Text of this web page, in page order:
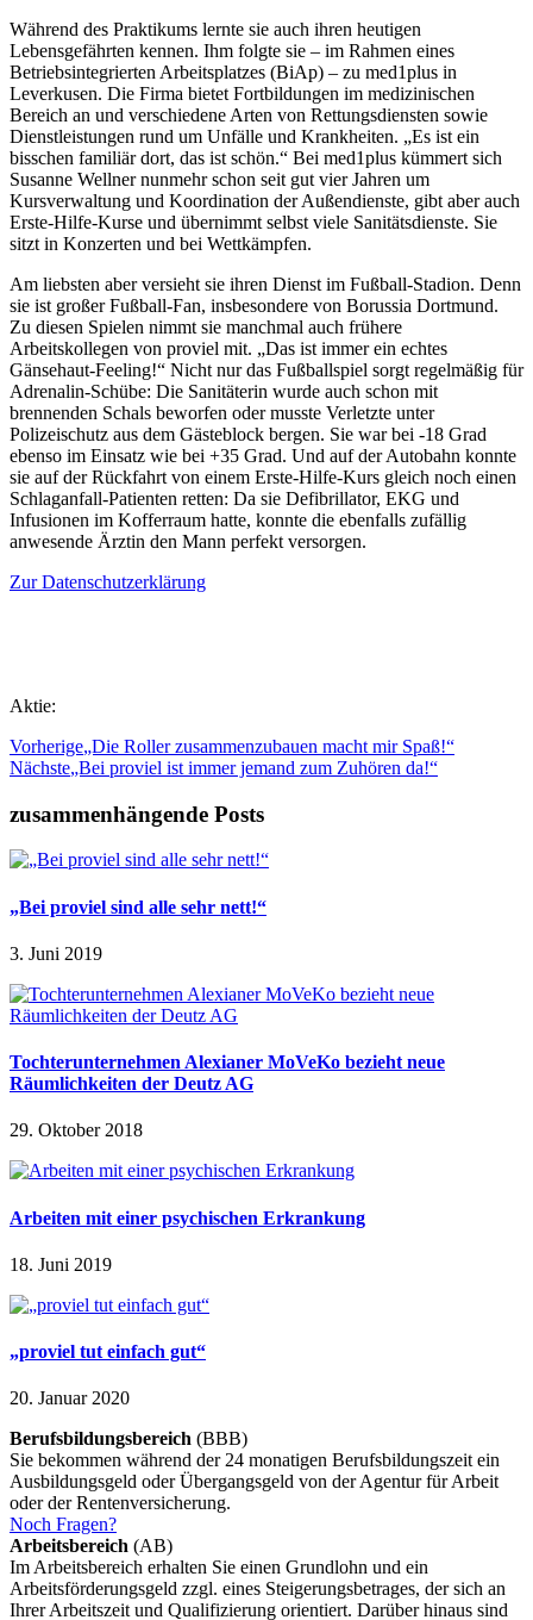
Während des Praktikums lernte sie auch ihren heutigen
Lebensgefährten kennen. Ihm folgte sie – im Rahmen eines
Betriebsintegrierten Arbeitsplatzes (BiAp) – zu med1plus in
Leverkusen. Die Firma bietet Fortbildungen im medizinischen
Bereich an und verschiedene Arten von Rettungsdiensten sowie
Dienstleistungen rund um Unfälle und Krankheiten. „Es ist ein
bisschen familiär dort, das ist schön.“ Bei med1plus kümmert sich
Susanne Wellner nunmehr schon seit gut vier Jahren um
Kursverwaltung und Koordination der Außendienste, gibt aber auch
Erste-Hilfe-Kurse und übernimmt selbst viele Sanitätsdienste. Sie
sitzt in Konzerten und bei Wettkämpfen.
Am liebsten aber versieht sie ihren Dienst im Fußball-Stadion. Denn
sie ist großer Fußball-Fan, insbesondere von Borussia Dortmund.
Zu diesen Spielen nimmt sie manchmal auch frühere
Arbeitskollegen von proviel mit. „Das ist immer ein echtes
Gänsehaut-Feeling!“ Nicht nur das Fußballspiel sorgt regelmäßig für
Adrenalin-Schübe: Die Sanitäterin wurde auch schon mit
brennenden Schals beworfen oder musste Verletzte unter
Polizeischutz aus dem Gästeblock bergen. Sie war bei -18 Grad
ebenso im Einsatz wie bei +35 Grad. Und auf der Autobahn konnte
sie auf der Rückfahrt von einem Erste-Hilfe-Kurs gleich noch einen
Schlaganfall-Patienten retten: Da sie Defibrillator, EKG und
Infusionen im Kofferraum hatte, konnte die ebenfalls zufällig
anwesende Ärztin den Mann perfekt versorgen.
Zur Datenschutzerklärung
Aktie:
Vorherige„Die Roller zusammenzubauen macht mir Spaß!“
Nächste„Bei proviel ist immer jemand zum Zuhören da!“
zusammenhängende Posts
„Bei proviel sind alle sehr nett!“
3. Juni 2019
Tochterunternehmen Alexianer MoVeKo bezieht neue
Räumlichkeiten der Deutz AG
29. Oktober 2018
Arbeiten mit einer psychischen Erkrankung
18. Juni 2019
„proviel tut einfach gut“
20. Januar 2020
Berufsbildungsbereich (BBB)
Sie bekommen während der 24 monatigen Berufsbildungszeit ein
Ausbildungsgeld oder Übergangsgeld von der Agentur für Arbeit
oder der Rentenversicherung.
Noch Fragen?
Arbeitsbereich (AB)
Im Arbeitsbereich erhalten Sie einen Grundlohn und ein
Arbeitsförderungsgeld zzgl. eines Steigerungsbetrages, der sich an
Ihrer Arbeitszeit und Qualifizierung orientiert. Darüber hinaus sind